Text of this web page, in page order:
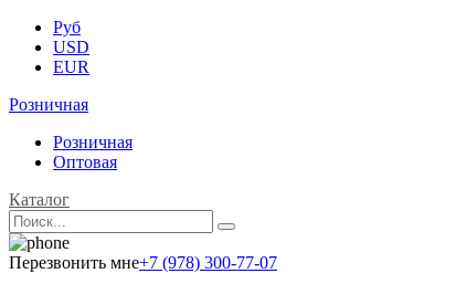
Руб
USD
EUR
Розничная
Розничная
Оптовая
Каталог
Перезвонить мне+7 (978) 300-77-07